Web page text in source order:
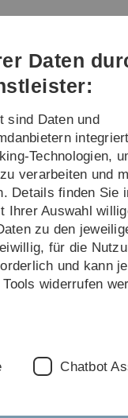
Direkt
Direkt
Direkt
(Sprache,
Drucken,
Social
Direkt
Direkt
unserer
Daten
sind Daten und
Technologien,
verarbeiten und
Details finden Sie
Ihrer Auswahl
zu den
für die
und kann
widerrufen
Chatbot